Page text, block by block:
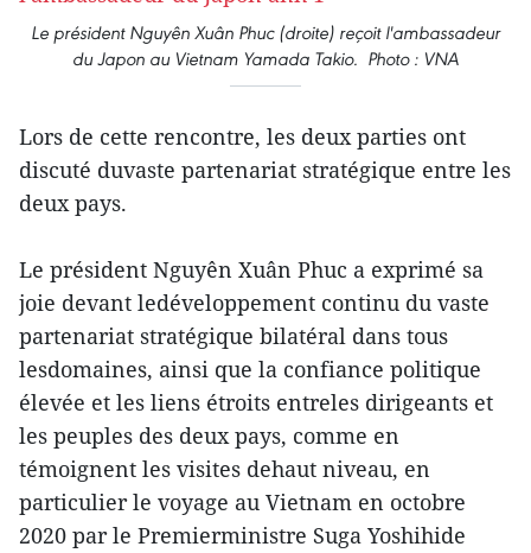
Le président Nguyên Xuân Phuc (droite) reçoit l'ambassadeur
du Japon au Vietnam Yamada Takio. Photo : VNA
Lors de cette rencontre, les deux parties ont
discuté duvaste partenariat stratégique entre les
deux pays.
Le président Nguyên Xuân Phuc a exprimé sa
joie devant ledéveloppement continu du vaste
partenariat stratégique bilatéral dans tous
lesdomaines, ainsi que la confiance politique
élevée et les liens étroits entreles dirigeants et
les peuples des deux pays, comme en
témoignent les visites dehaut niveau, en
particulier le voyage au Vietnam en octobre
2020 par le Premierministre Suga Yoshihide